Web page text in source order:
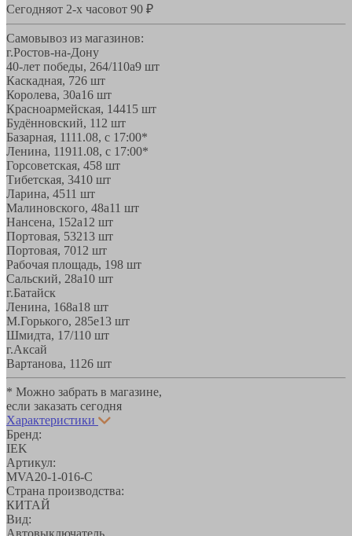
Сегодняот 2-х часовот 90 ₽
Самовывоз из магазинов:
г.Ростов-на-Дону
40-лет победы, 264/110а9 шт
Каскадная, 726 шт
Королева, 30а16 шт
Красноармейская, 14415 шт
Будённовский, 11 2 шт
Базарная, 1111.08, с 17:00*
Ленина, 11911.08, с 17:00*
Горсоветская, 458 шт
Тибетская, 3410 шт
Ларина, 4511 шт
Малиновского, 48а11 шт
Нансена, 152а12 шт
Портовая, 53213 шт
Портовая, 7012 шт
Рабочая площадь, 198 шт
Сальский, 28a10 шт
г.Батайск
Ленина, 168а18 шт
М.Горького, 285е13 шт
Шмидта, 17/110 шт
г.Аксай
Вартанова, 11 26 шт
* Можно забрать в магазине,
если заказать сегодня
Характеристики
Бренд:
IEK
Артикул:
MVA20-1-016-C
Страна производства:
КИТАЙ
Вид:
Автовыключатель